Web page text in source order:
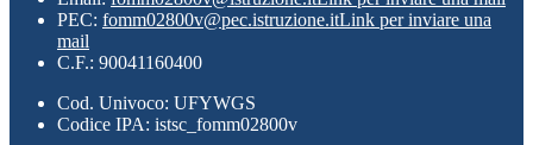
PEC: fomm02800v@pec.istruzione.itLink per inviare una
mail
C.F.: 90041160400
Cod. Univoco: UFYWGS
Codice IPA: istsc_fomm02800v